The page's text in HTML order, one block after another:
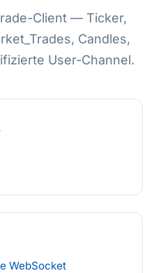
Client — Ticker,
Candles,
User-Channel.
WebSocket